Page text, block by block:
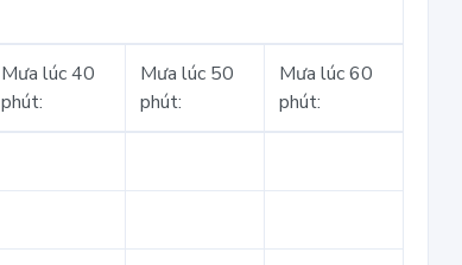
Mưa lúc 40
phút:
Mưa lúc 50
phút:
Mưa lúc 60
phút: